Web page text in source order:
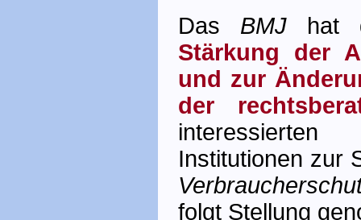
Das BMJ hat
Stärkung der
und zur
der
interessierten
Institutionen zur
folgt Stellung